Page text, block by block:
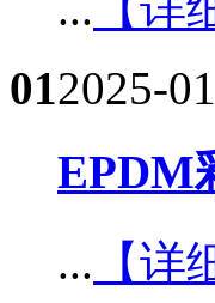
012025-01
EPDM
... 【详